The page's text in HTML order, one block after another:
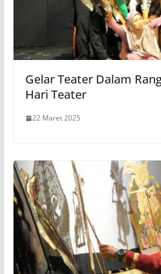
Gelar Teater Dalam
Hari Teater
22 Maret 2025